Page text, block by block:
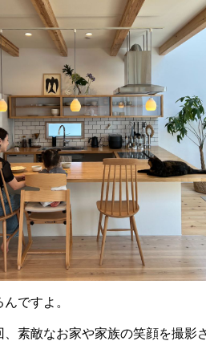
ですよ。
素敵なお家や家族の笑顔を撮影